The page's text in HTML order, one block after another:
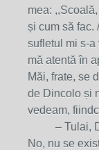
mea:
și cum să fac.
sufletul mi s-a
mă atentă în
Măi, frate, se
de Dincolo și
vedeam,
– Tulai,
No, nu se